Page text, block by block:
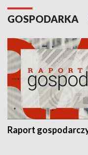
GOSPODARKA
Raport